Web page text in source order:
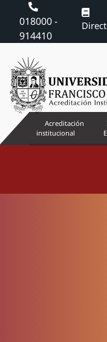
018000 -
914410
Acreditación
institucional